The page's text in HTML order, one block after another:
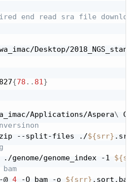
end read sra file
Desktop/
{78 .. 81}
Applications/Aspera
\
--split-files ./
${srr}
genome/genome_index -1
4 -O bam -o ${srr}